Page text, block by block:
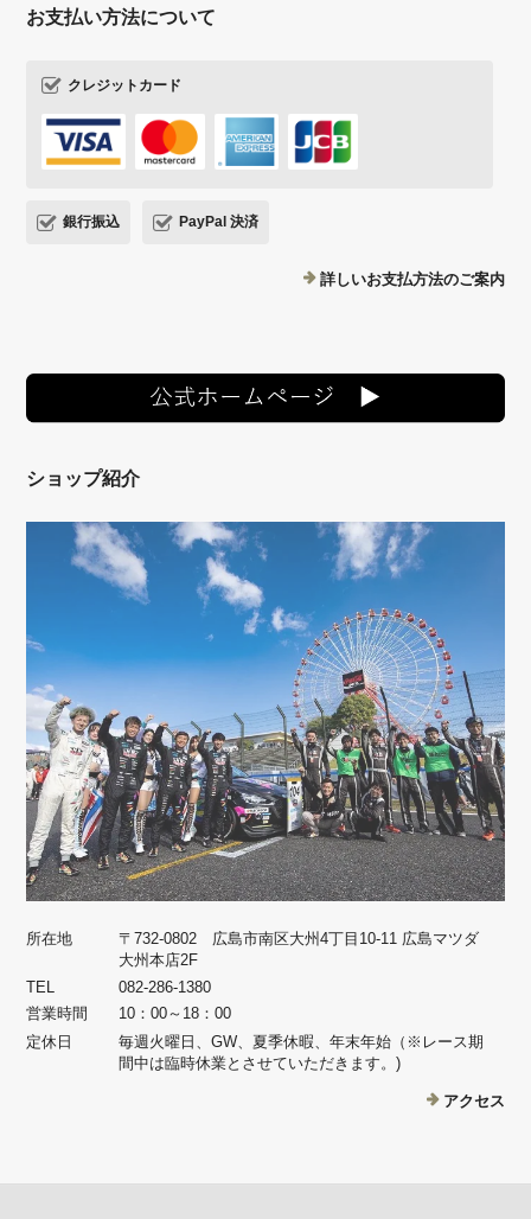
お支払い方法について
クレジットカード
銀行振込 PayPal 決済
詳しいお支払方法のご案内
ショップ紹介
所在地
〒732-0802 広島市南区大州4丁目10-11 広島マツダ
大州本店2F
TEL
082-286-1380
営業時間
10：00～18：00
定休日
毎週火曜日、GW、夏季休暇、年末年始（※レース期
間中は臨時休業とさせていただきます。)
アクセス